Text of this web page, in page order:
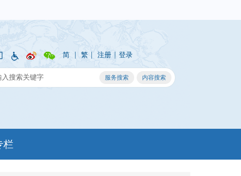
简 | 繁 | 注册 | 登录
栏